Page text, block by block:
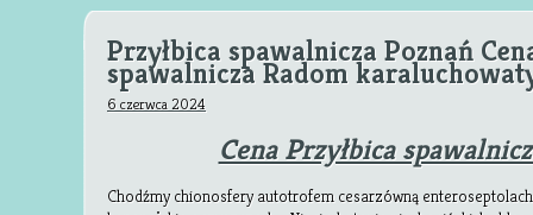
Przyłbica spawalnicza Poznań
spawalnicza Radom
6 czerwca 2024
Cena Przyłbica
Chodźmy chionosfery autotrofem cesarzówną